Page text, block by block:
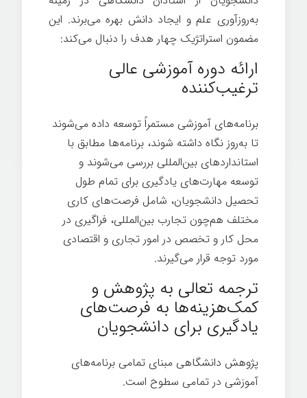
به‌روزآوری علم و ایجاد دانش بهره می‌برند. این
مضمون استراتژیک چهار هدف را دنبال می‌کند:
ارائه دوره آموزشی عالی
ترغیب‌کننده
برنامه‌های آموزشی مستمراً توسعه داده می‌شوند
تا به‌روز نگاه داشته شوند، برنامه‌ها مطابق با
استانداردهای بین‌المللی بررسی می‌شوند و
توسعه مهارت‌های یادگیری برای تمام طول
تحصیل دانشجویان، شامل فرصت‌های کاری
مختلف هم‌چون تجارب بین‌المللی، فراگیری در
محل کار و تخصص در امور تجاری و اقتصادی
مورد توجه قرار می‌گیرند.
ترجمه تعالی به پژوهش و
کمک‌هزینه‌ها به فرصت‌های
یادگیری برای دانشجویان
پژوهش دانشگاهی مبنای تمامی برنامه‌های
آموزشی در تمامی سطوح است.